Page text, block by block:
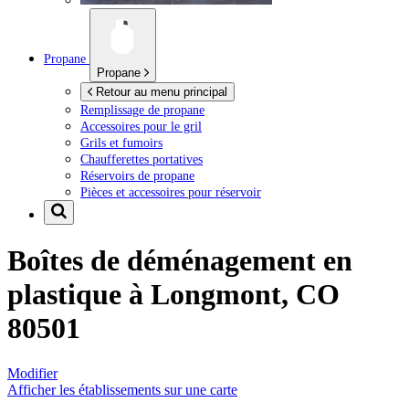
Propane
Propane
Retour au menu principal
Remplissage de propane
Accessoires pour le gril
Grils et fumoirs
Chaufferettes portatives
Réservoirs de propane
Pièces et accessoires pour réservoir
Boîtes de déménagement en
plastique à Longmont, CO
80501
Modifier
Afficher les établissements sur une carte